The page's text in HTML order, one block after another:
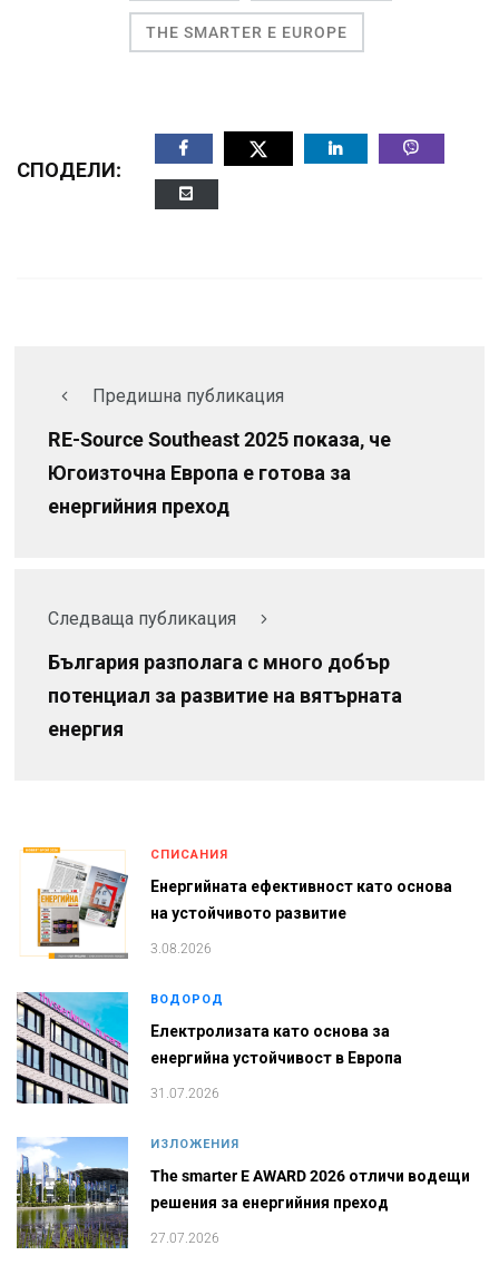
THE SMARTER E EUROPE
СПОДЕЛИ:
Предишна публикация
RE-Source Southeast 2025 показа, че
Югоизточна Европа е готова за
енергийния преход
Следваща публикация
България разполага с много добър
потенциал за развитие на вятърната
енергия
СПИСАНИЯ
Енергийната ефективност като основа
на устойчивото развитие
3.08.2026
ВОДОРОД
Електролизата като основа за
енергийна устойчивост в Европа
31.07.2026
ИЗЛОЖЕНИЯ
The smarter E AWARD 2026 отличи водещи
решения за енергийния преход
27.07.2026